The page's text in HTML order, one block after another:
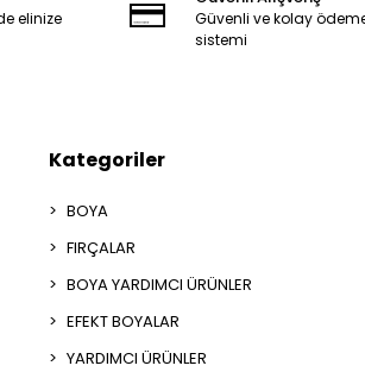
elinize
Güvenli ve kolay
sistemi
Kategoriler
BOYA
FIRÇALAR
BOYA YARDIMCI ÜRÜNLER
EFEKT BOYALAR
YARDIMCI ÜRÜNLER